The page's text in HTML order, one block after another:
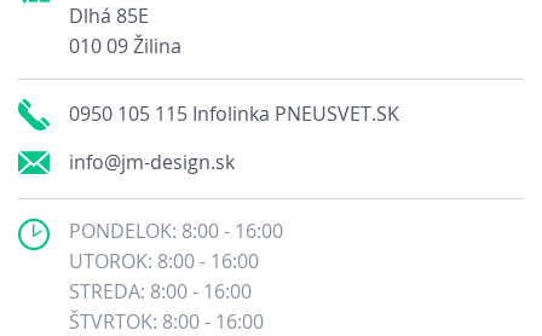
Dlhá 85E
010 09 Žilina
0950 105 115 Infolinka PNEUSVET.SK
info@jm-design.sk
PONDELOK: 8:00 - 16:00
UTOROK: 8:00 - 16:00
STREDA: 8:00 - 16:00
ŠTVRTOK: 8:00 - 16:00